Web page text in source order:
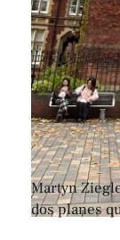
Martyn
dos planes